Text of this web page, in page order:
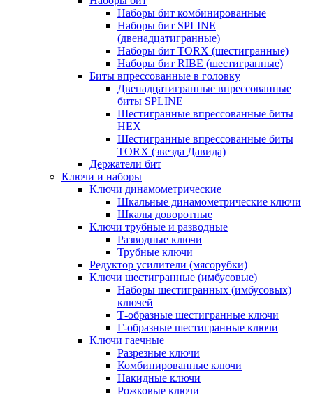
Наборы бит комбинированные
Наборы бит SPLINE
(двенадцатигранные)
Наборы бит TORX (шестигранные)
Наборы бит RIBE (шестигранные)
Биты впрессованные в головку
Двенадцатигранные впрессованные
биты SPLINE
Шестигранные впрессованные биты
HEX
Шестигранные впрессованные биты
TORX (звезда Давида)
Держатели бит
Ключи и наборы
Ключи динамометрические
Шкальные динамометрические ключи
Шкалы доворотные
Ключи трубные и разводные
Разводные ключи
Трубные ключи
Редуктор усилители (мясорубки)
Ключи шестигранные (имбусовые)
Наборы шестигранных (имбусовых)
ключей
Т-образные шестигранные ключи
Г-образные шестигранные ключи
Ключи гаечные
Разрезные ключи
Комбинированные ключи
Накидные ключи
Рожковые ключи